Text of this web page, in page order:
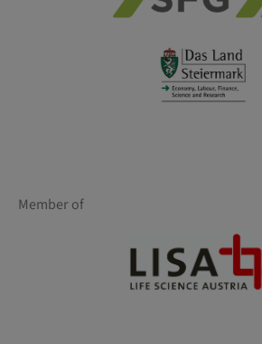
Member of